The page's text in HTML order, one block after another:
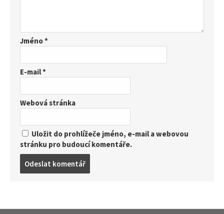
Jméno*
E-mail*
Webová stránka
Uložit do prohlížeče jméno, e-mail a webovou
stránku pro budoucí komentáře.